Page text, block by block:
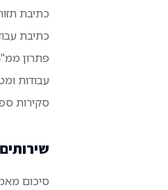
כתיבת
כתיבת
פתרון
עבודות
סקירות
סיכום